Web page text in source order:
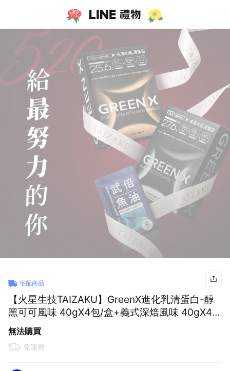
宅配商品
【火星生技TAIZAKU】GreenX進化乳清蛋白-醇
黑可可風味 40gX4包/盒+義式深焙風味 40gX4
包/盒+魚油隨身包/入
無法購買
免運費